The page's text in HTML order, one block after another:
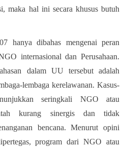
maka hal ini secara khusus butuh
hanya dibahas mengenai peran
internasional dan Perusahaan.
dalam UU tersebut adalah
lembaga kerelawanan. Kasus-
seringkali NGO atau
kurang sinergis dan tidak
bencana. Menurut opini
program dari NGO atau